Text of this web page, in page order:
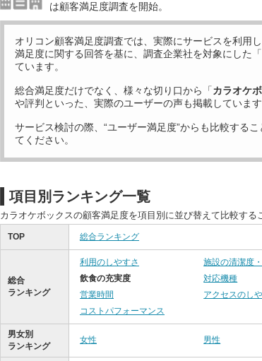
は顧客満足度調査を開始。
オリコン顧客満足度調査では、実際にサービスを利用
満足度に関する回答を基に、調査企業社を対象にした「
ています。
総合満足度だけでなく、様々な切り口から「カラオケ
や評判といった、実際のユーザーの声も掲載しています
サービス検討の際、“ユーザー満足度”からも比較するこ
てください。
項目別ランキング一覧
カラオケボックスの顧客満足度を項目別に並び替えて比較する
TOP 総合ランキング
総合
ランキング
利用のしやすさ 施設の清潔度
飲食の充実度
対応機種
営業時間
アクセスのし
コストパフォーマンス
男女別
ランキング
女性 男性